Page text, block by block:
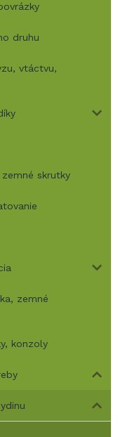
druhu
vtáctvu,
skrutky
zemné
konzoly